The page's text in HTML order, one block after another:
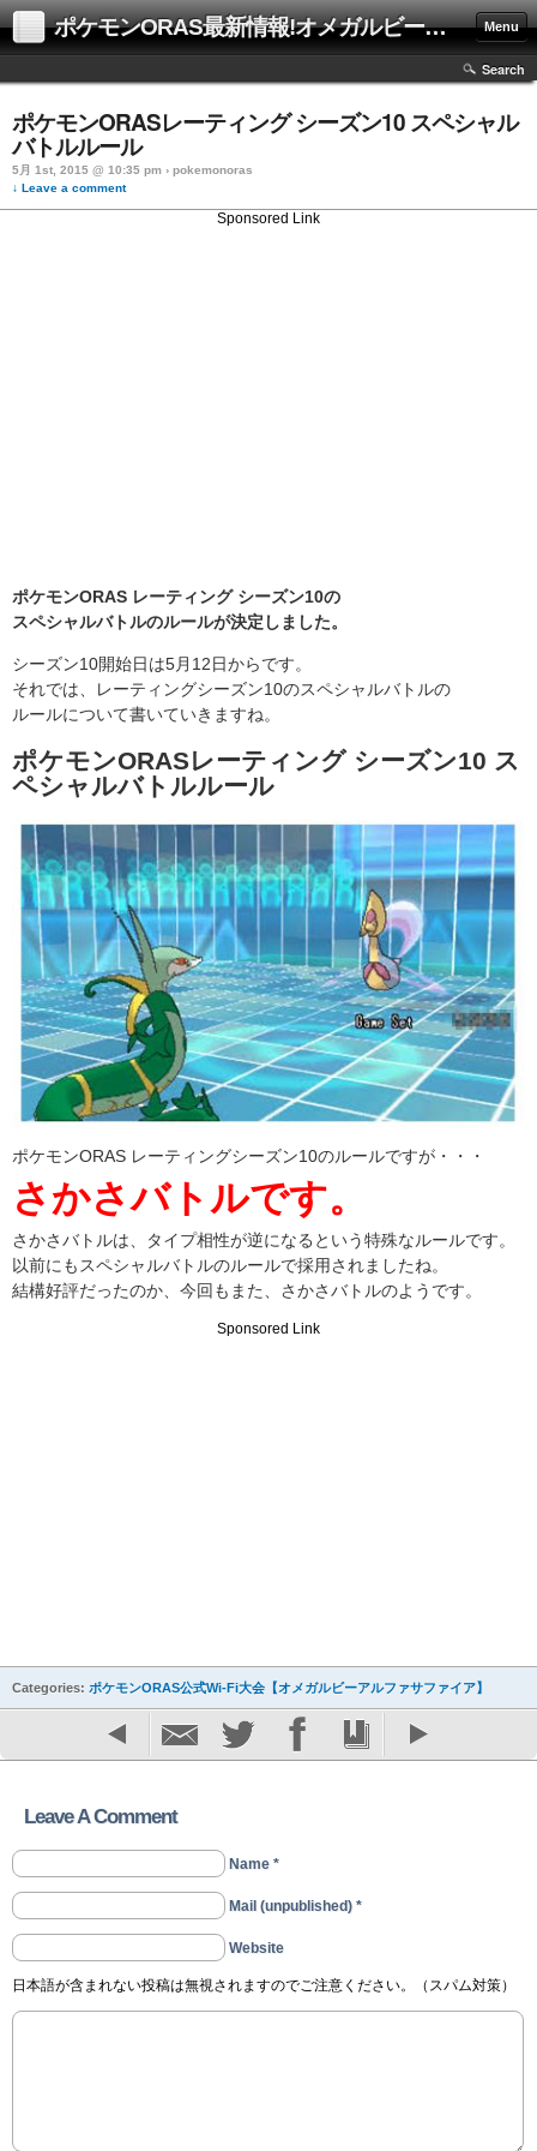
ポケモンORAS最新情報!オメガルビーアルファサファイア攻略も! Menu
Search
ポケモンORASレーティング シーズン10 スペシャル
バトルルール
5月 1st, 2015 @ 10:35 pm › pokemonoras
↓ Leave a comment
Sponsored Link
ポケモンORAS レーティング シーズン10の
スペシャルバトルのルールが決定しました。
シーズン10開始日は5月12日からです。
それでは、レーティングシーズン10のスペシャルバトルの
ルールについて書いていきますね。
ポケモンORASレーティング シーズン10 ス
ペシャルバトルルール
ポケモンORAS レーティングシーズン10のルールですが・・・
さかさバトルです。
さかさバトルは、タイプ相性が逆になるという特殊なルールです。
以前にもスペシャルバトルのルールで採用されましたね。
結構好評だったのか、今回もまた、さかさバトルのようです。
Sponsored Link
Categories: ポケモンORAS公式Wi-Fi大会【オメガルビーアルファサファイア】
Leave A Comment
Name *
Mail (unpublished) *
Website
日本語が含まれない投稿は無視されますのでご注意ください。（スパム対策）